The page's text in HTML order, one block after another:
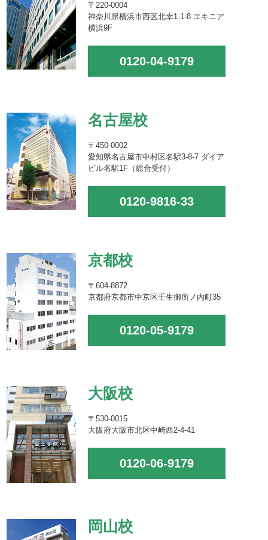
〒220-0004
神奈川県横浜市西区北幸1-1-8 エキニア
横浜9F
0120-04-9179
名古屋校
〒450-0002
愛知県名古屋市中村区名駅3-8-7 ダイア
ビル名駅1F（総合受付）
0120-9816-33
京都校
〒604-8872
京都府京都市中京区壬生御所ノ内町35
0120-05-9179
大阪校
〒530-0015
大阪府大阪市北区中崎西2-4-41
0120-06-9179
岡山校